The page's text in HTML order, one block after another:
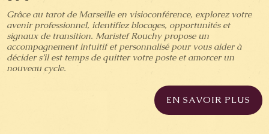
Grâce au tarot de Marseille en visioconférence, explorez votre
avenir professionnel, identifiez blocages, opportunités et
signaux de transition. Maristef Rouchy propose un
accompagnement intuitif et personnalisé pour vous aider à
décider s’il est temps de quitter votre poste et amorcer un
nouveau cycle.
EN SAVOIR PLUS